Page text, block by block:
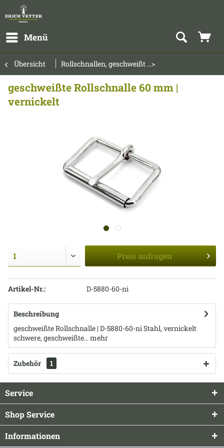
Menü
Übersicht Rollschnallen, geschweißt ...>
geschweißte Rollschnalle 60 mm |
vernickelt
Preis anfragen
Artikel-Nr.: D-5880-60-ni
Beschreibung
geschweißte Rollschnalle | D-5880-60-ni Stahl, vernickelt
schwere, geschweißte...mehr
Zubehör 1
Service
Shop Service
Informationen